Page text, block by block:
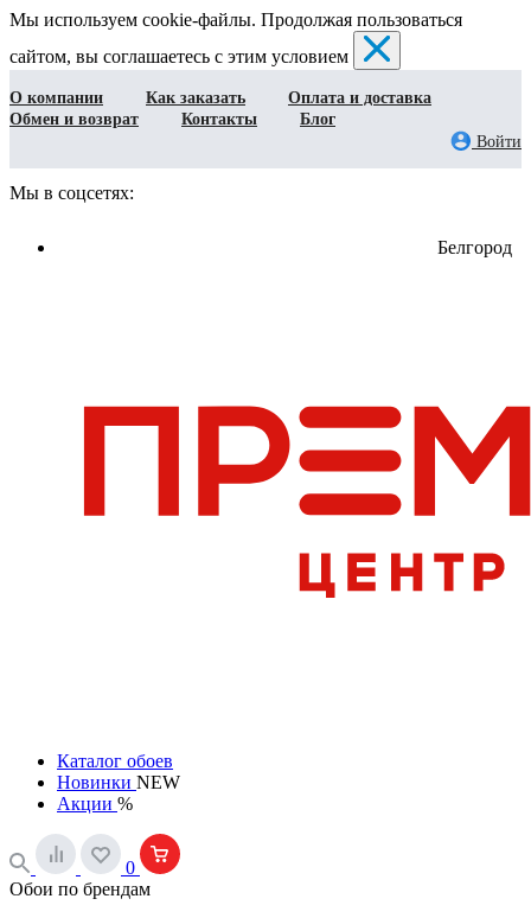
Мы используем cookie-файлы. Продолжая пользоваться
сайтом, вы соглашаетесь с этим условием
О компании Как заказать
Оплата и доставка
Обмен и возврат
Контакты
Блог
Войти
Мы в соцсетях:
Белгород
Каталог обоев
Новинки NEW
Акции %
0
Обои по брендам